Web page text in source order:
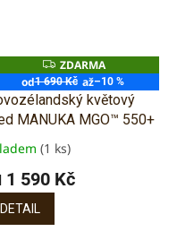
Z
D
A
R
M
A
ZDARMA
od1 690 Kč až–10 %
květový
MANUKA MGO™ 550+
(1 ks)
1 590 Kč
DETAIL